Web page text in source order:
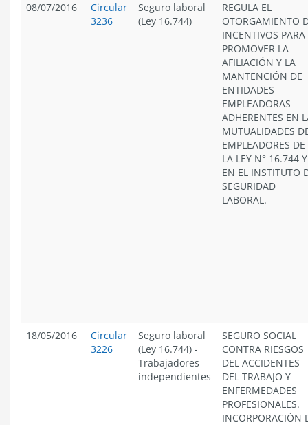
08/07/2016
Circular
3236
Seguro laboral
(Ley 16.744)
REGULA EL
OTORGAMIENTO
INCENTIVOS PARA
PROMOVER LA
AFILIACIÓN Y LA
MANTENCIÓN DE
ENTIDADES
EMPLEADORAS
ADHERENTES EN
MUTUALIDADES
EMPLEADORES DE
LA LEY N° 16.744 Y
EN EL INSTITUTO
SEGURIDAD
LABORAL.
18/05/2016
Circular
3226
Seguro laboral
(Ley 16.744) -
Trabajadores
independientes
SEGURO SOCIAL
CONTRA RIESGOS
DEL ACCIDENTES
DEL TRABAJO Y
ENFERMEDADES
PROFESIONALES.
INCORPORACIÓN